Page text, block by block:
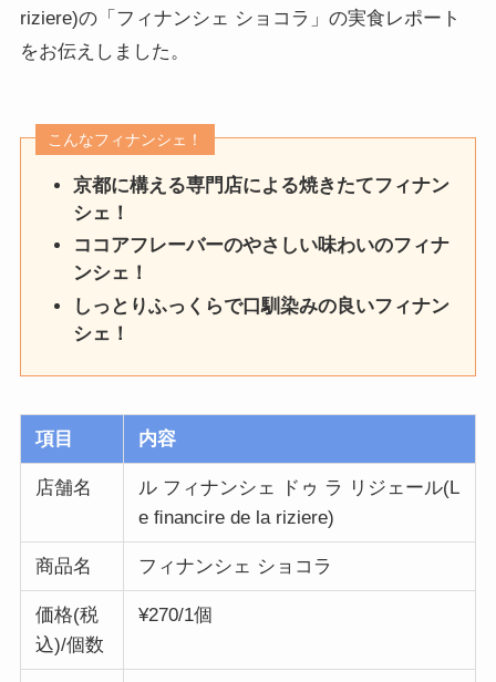
riziere)の「フィナンシェ ショコラ」の実食レポート
をお伝えしました。
こんなフィナンシェ！
京都に構える専門店による焼きたてフィナン
シェ！
ココアフレーバーのやさしい味わいのフィナ
ンシェ！
しっとりふっくらで口馴染みの良いフィナン
シェ！
項目 内容
店舗名
ル フィナンシェ ドゥ ラ リジェール(L
e ﬁnancire de la riziere)
商品名 フィナンシェ ショコラ
価格(税
込)/個数
¥270/1個